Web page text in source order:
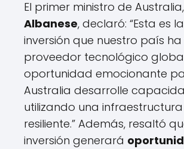
El primer ministro de Australia,
Albanese, declaró: “Esta es
inversión que nuestro país
proveedor tecnológico
oportunidad emocionante
Australia desarrolle
utilizando una
resiliente.” Además, resaltó
inversión generará